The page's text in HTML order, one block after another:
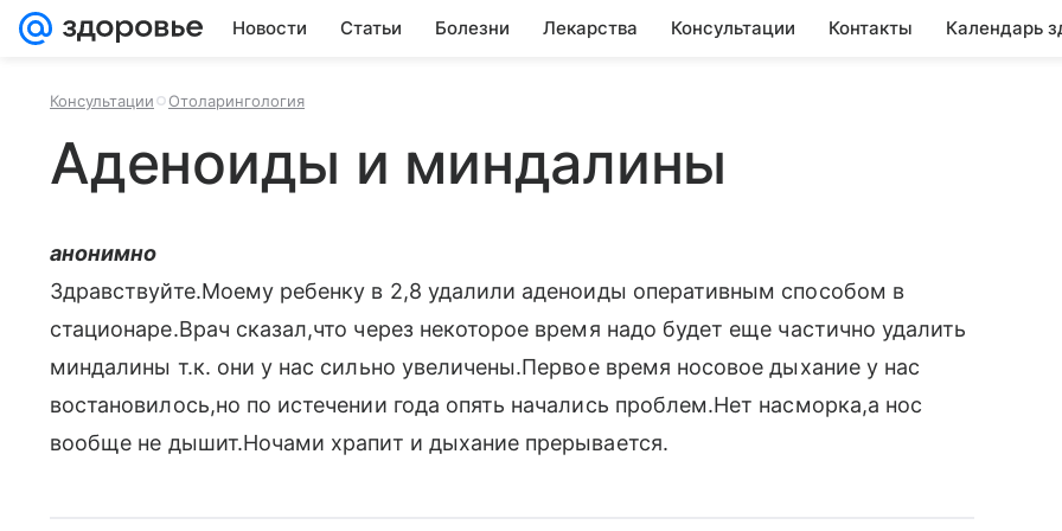
Новости Статьи Болезни Лекарства Консультации Контакты Календарь
Консультации Отоларингология
Аденоиды и миндалины
анонимно
Здравствуйте.Моему ребенку в 2,8 удалили аденоиды оперативным способом в
стационаре.Врач сказал,что через некоторое время надо будет еще частично удалить
миндалины т.к. они у нас сильно увеличены.Первое время носовое дыхание у нас
востановилось,но по истечении года опять начались проблем.Нет насморка,а нос
вообще не дышит.Ночами храпит и дыхание прерывается.